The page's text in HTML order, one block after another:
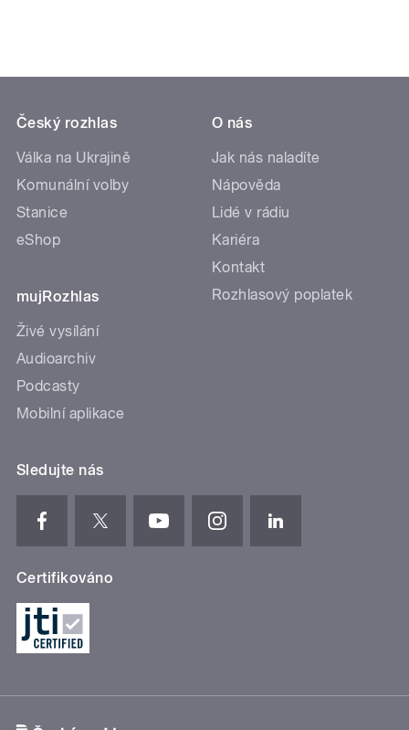
Český rozhlas
Válka na Ukrajině
Komunální volby
Stanice
eShop
mujRozhlas
Živé vysílání
Audioarchiv
Podcasty
Mobilní aplikace
O nás
Jak nás naladíte
Nápověda
Lidé v rádiu
Kariéra
Kontakt
Rozhlasový poplatek
Sledujte nás
Certifikováno